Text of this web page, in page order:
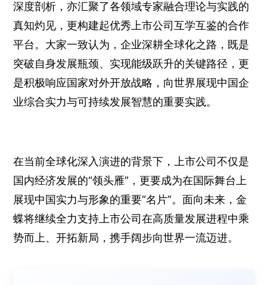
深度剖析，亦汇聚了各领域专家融合理论与实践的
真知灼见，更构建起优秀上市公司互学互鉴的合作
平台。大家一致认为，企业深耕全球化之路，既是
突破自身发展瓶颈、实现能级跃升的关键路径，更
是积极响应国家对外开放战略，向世界展现中国企
业综合实力与可持续发展智慧的重要实践。
在当前全球化深入演进的背景下，上市公司不仅是
国内经济发展的“领头雁”，更要成为在国际舞台上
展现中国实力与形象的重要“名片”。面向未来，金
蝶将继续全力支持上市公司在高质量发展进程中乘
势而上、开拓新局，携手阔步向世界一流迈进。